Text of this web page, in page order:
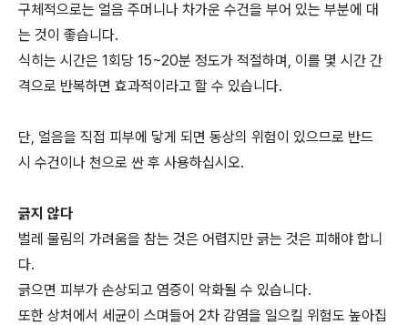
구체적으로는 얼음 주머니나 차가운 수건을 부어 있는 부분에 대
는 것이 좋습니다.
식히는 시간은 1회당 15~20분 정도가 적절하며, 이를 몇 시간 간
격으로 반복하면 효과적이라고 할 수 있습니다.
단, 얼음을 직접 피부에 닿게 되면 동상의 위험이 있으므로 반드
시 수건이나 천으로 싼 후 사용하십시오.
긁지 않다
벌레 물림의 가려움을 참는 것은 어렵지만 긁는 것은 피해야 합니
다.
긁으면 피부가 손상되고 염증이 악화될 수 있습니다.
또한 상처에서 세균이 스며들어 2차 감염을 일으킬 위험도 높아집